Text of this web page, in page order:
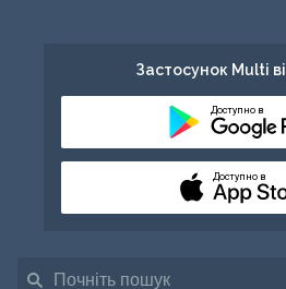
Застосунок Multi
Доступно в
Доступно в